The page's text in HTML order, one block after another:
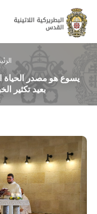
يسوع هو مصدر الحياة
بعيد تكثير